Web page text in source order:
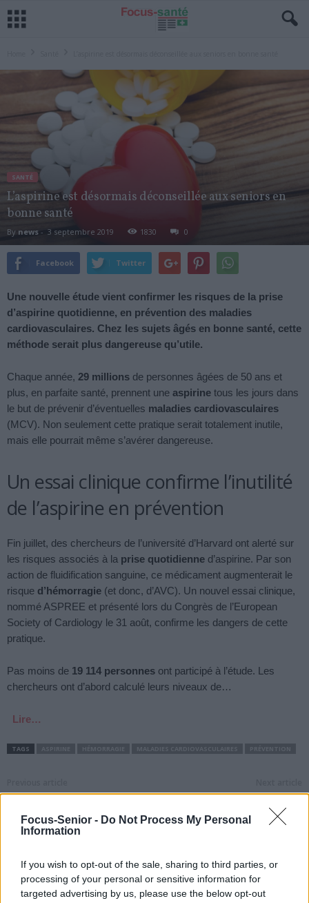
Focus-Senior - Do Not Process My Personal
Information
If you wish to opt-out of the sale, sharing to third parties, or
processing of your personal or sensitive information for
targeted advertising by us, please use the below opt-out
SANTÉ
L’aspirine est désormais déconseillée aux seniors en
bonne santé
By news - 3 septembre 2019 1830 0
Facebook Twitter
Une nouvelle étude vient confirmer les risques de la prise
d’aspirine quotidienne, en prévention des maladies
cardiovasculaires. Chez les sujets âgés en bonne santé, cette
méthode serait plus dangereuse qu’utile.
Chaque année, 29 millions de personnes âgées de 50 ans et
plus, en parfaite santé, prennent une aspirine tous les jours dans
le but de prévenir d’éventuelles maladies cardiovasculaires
(MCV). Non seulement cette pratique serait totalement inutile,
mais elle pourrait même s’avérer dangereuse.
Un essai clinique confirme l’inutilité
de l’aspirine en prévention
Fin juillet, des chercheurs de l’université d’Harvard ont alerté sur
les risques associés à la prise quotidienne d’aspirine. Par son
action de fluidification sanguine, ce médicament augmenterait le
risque d’hémorragie (et donc, d’AVC). Un nouvel essai clinique,
nommé ASPREE et présenté lors du Congrès de l’European
Society of Cardiology le 31 août, confirme les dangers de cette
pratique.
Pas moins de 19 114 personnes ont participé à l’étude. Les
chercheurs ont d’abord calculé leurs niveaux de…
Lire…
TAGS
sur son grave accident de
plongée
pratiques vous mettent